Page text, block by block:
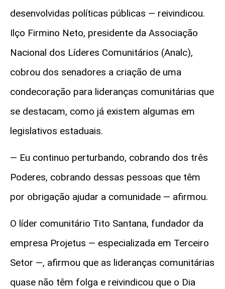
desenvolvidas políticas públicas — reivindicou.
Ilço Firmino Neto, presidente da Associação
Nacional dos Líderes Comunitários (Analc),
cobrou dos senadores a criação de uma
condecoração para lideranças comunitárias que
se destacam, como já existem algumas em
legislativos estaduais.
— Eu continuo perturbando, cobrando dos três
Poderes, cobrando dessas pessoas que têm
por obrigação ajudar a comunidade — afirmou.
O líder comunitário Tito Santana, fundador da
empresa Projetus — especializada em Terceiro
Setor —, afirmou que as lideranças comunitárias
quase não têm folga e reivindicou que o Dia